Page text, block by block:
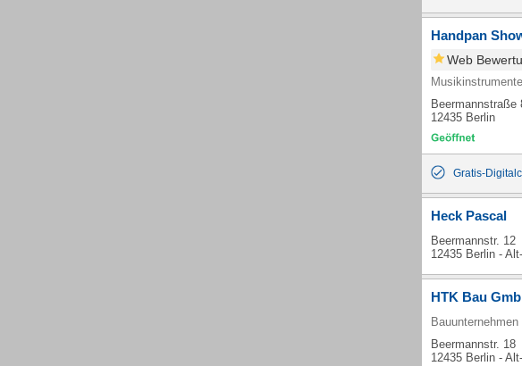
Handpan
Web
Beermannstraße
12435 Berlin
Gratis-
Heck Pascal
Beermannstr. 12
12435 Berlin -
HTK Bau
Bauunternehmen
Beermannstr. 18
12435 Berlin -